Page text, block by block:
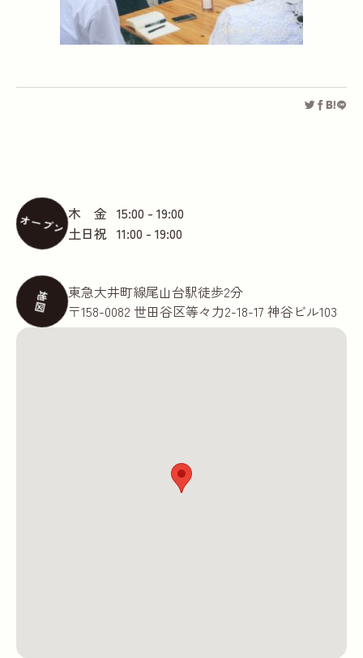
オープン木 金 15:00 - 19:00
土日祝 11:00 - 19:00
地図
東急大井町線尾山台駅徒歩2分
〒158-0082 世田谷区等々力2-18-17 神谷ビル103